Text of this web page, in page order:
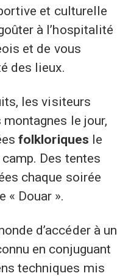
et culturelle
à l’hospitalité
et de vous
des lieux.
les visiteurs
le jour,
folkloriques le
Des tentes
chaque soirée
« Douar ».
d’accéder à un
en conjuguant
techniques mis